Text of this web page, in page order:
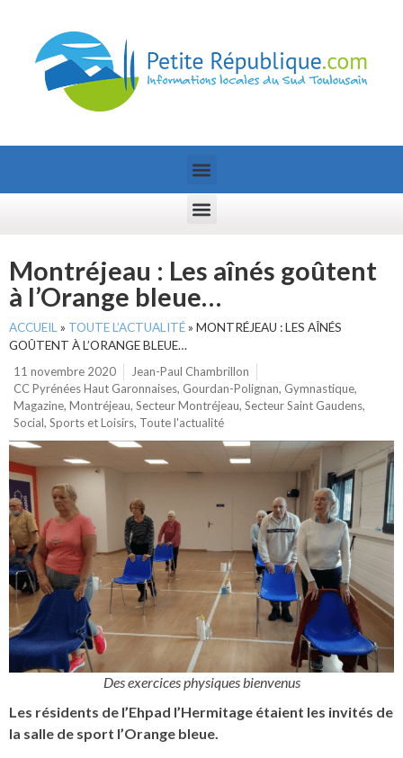
Montréjeau : Les aînés goûtent
à l’Orange bleue…
ACCUEIL » TOUTE L’ACTUALITÉ» MONTRÉJEAU : LES AÎNÉS
GOÛTENT À L’ORANGE BLEUE…
11 novembre 2020
Jean-Paul Chambrillon
CC Pyrénées Haut Garonnaises, Gourdan-Polignan, Gymnastique,
Magazine, Montréjeau, Secteur Montréjeau, Secteur Saint Gaudens,
Social, Sports et Loisirs, Toute l'actualité
Des exercices physiques bienvenus
Les résidents de l’Ehpad l’Hermitage étaient les invités de
la salle de sport l’Orange bleue.